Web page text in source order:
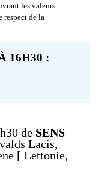
les valeurs
respect de la
16H30 :
de SENS
Lacis,
[ Lettonie,